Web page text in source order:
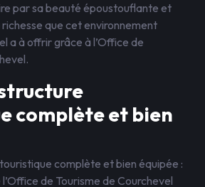
par sa beauté époustouflante et
que cet environnement
a à offrir grâce à l’Office de
complète et bien
complète et bien équipée :
de Tourisme de Courchevel